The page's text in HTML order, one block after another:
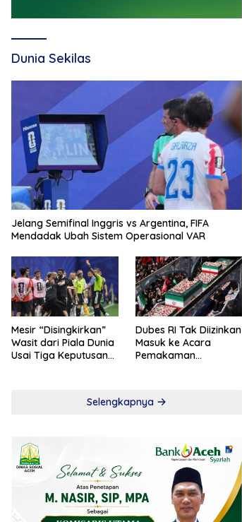
Dunia Sekilas
Jelang Semifinal Inggris vs Argentina, FIFA
Mendadak Ubah Sistem Operasional VAR
Mesir “Disingkirkan”
Wasit dari Piala Dunia
Usai Tiga Keputusan
Dubes RI Tak Diizinkan
Masuk ke Acara
Pemakaman
Selengkapnya